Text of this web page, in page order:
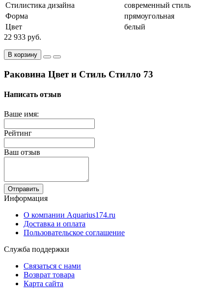
Стилистика дизайна
современный стиль
Форма
прямоугольная
Цвет
белый
22 933 руб.
В корзину
Раковина Цвет и Стиль Стилло 73
Написать отзыв
Ваше имя:
Рейтинг
Ваш отзыв
Отправить
Информация
О компании Aquarius174.ru
Доставка и оплата
Пользовательское соглашение
Служба поддержки
Связаться с нами
Возврат товара
Карта сайта